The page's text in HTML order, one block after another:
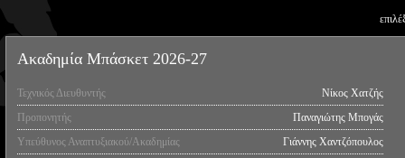
Ακαδημία Μπάσκετ 2026-27
Τεχνικός Διευθυντής
Νίκος Χατζής
Προπονητής
Παναγιώτης Μπογάς
Υπεύθυνος Αναπτυξιακού/Ακαδημίας
Γιάννης Χαντζόπουλος